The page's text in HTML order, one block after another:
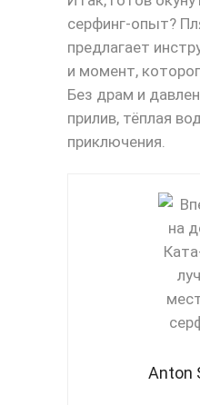
серфинг-опыт?
предлагает
и момент,
Без драм и
прилив, тёплая
приключения.
Anton